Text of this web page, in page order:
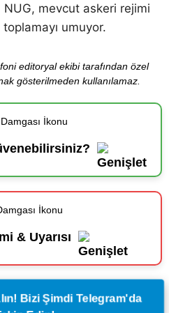
NUG, mevcut askeri rejimi
umuyor.
editoryal ekibi tarafından özel
gösterilmeden kullanılamaz.
& Uyarısı
Bizi Şimdi Telegram'da